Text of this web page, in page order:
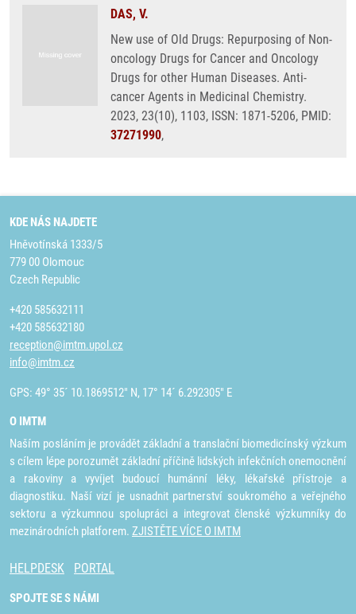
DAS, V.
New use of Old Drugs: Repurposing of Non-
oncology Drugs for Cancer and Oncology
Drugs for other Human Diseases. Anti-
cancer Agents in Medicinal Chemistry.
2023, 23(10), 1103, ISSN: 1871-5206, PMID:
37271990,
KDE NÁS NAJDETE
Hněvotínská 1333/5
779 00 Olomouc
Czech Republic
+420 585632111
+420 585632180
reception@imtm.upol.cz
info@imtm.cz
GPS: 49° 35´ 10.1869512" N, 17° 14´ 6.292305" E
O IMTM
Naším posláním je provádět základní a translační biomedicínský výzkum
s cílem lépe porozumět základní příčině lidských infekčních onemocnění
a rakoviny a vyvíjet budoucí humánní léky, lékařské přístroje a
diagnostiku. Naší vizí je usnadnit partnerství soukromého a veřejného
sektoru a výzkumnou spolupráci a integrovat členské výzkumníky do
mezinárodních platforem. ZJISTĚTE VÍCE O IMTM
HELPDESK PORTAL
SPOJTE SE S NÁMI